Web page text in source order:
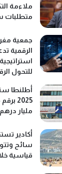
ملاءمة
جمعية
الرقمية
للتحول
أطلنطا
مليار درهم
سائح
قياسية